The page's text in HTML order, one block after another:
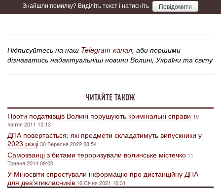
Знайшли помилку? Виділіть текст і натисніть Повідомити
Підписуйтесь на наш Telegram-канал, аби першими
дізнаватись найактуальніші новини Волині, України та світу
ЧИТАЙТЕ ТАКОЖ
Проти податківців Волині порушують кримінальні справи 19
Квітня 2011 15:13
ДПА повертається: які предмети складатимуть випускники у
2023 році30 Вересня 2022 08:54
Самозванці з битами тероризували волинське містечко 11
Травня 2014 09:00
У Міносвіти спростували інформацію про дистанційну ДПА
для дев’ятикласників 16 Січня 2021 16:31